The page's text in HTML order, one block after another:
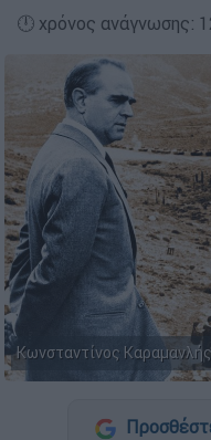
🕛 χρόνος ανάγνωσης:
Κωνσταντίνος